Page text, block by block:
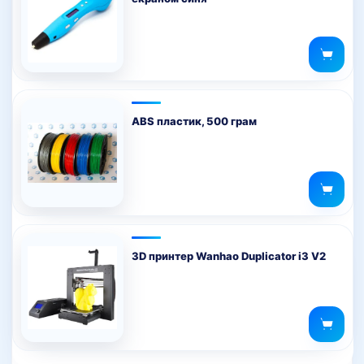
ABS пластик, 500 грам
3D принтер Wanhao Duplicator i3 V2